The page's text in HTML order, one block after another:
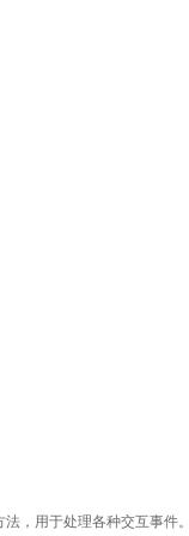
，用于处理各种交互事件